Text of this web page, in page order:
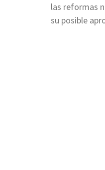
las reformas
su posible